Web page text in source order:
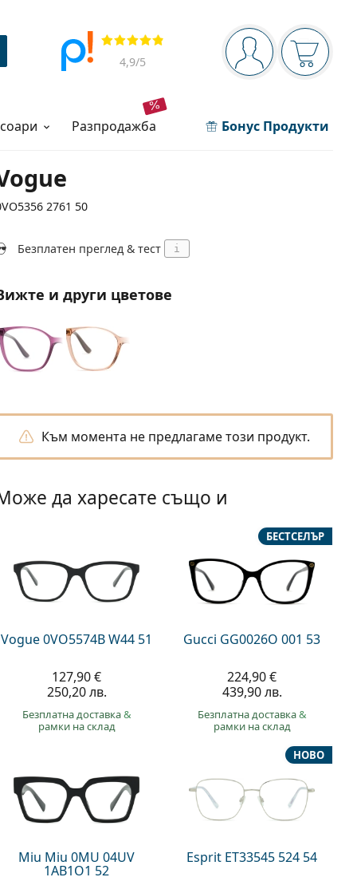
Navigation panel
Вие сте вписани
Прегледи
4,9/5
разпродажба Бонус Продукти
2761 50
Безплатен преглед & тест i
и други цветове
Към момента не предлагаме този продукт.
да харесате също и
Vogue 0VO5574B W44 51
127,90 €
250,20 лв.
Безплатна доставка&
рамки на склад
Gucci GG0026O 001 53
БЕСТСЕЛЪР
224,90 €
439,90 лв.
Безплатна доставка&
рамки на склад
Miu Miu 0MU 04UV
1AB1O1 52
Esprit ET33545 524 54
НОВО